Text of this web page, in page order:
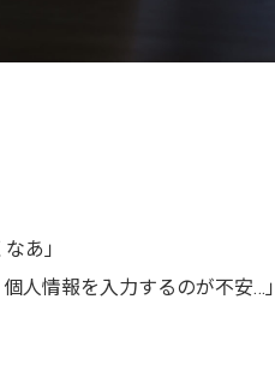
あ」
人情報を入力するのが不安…」